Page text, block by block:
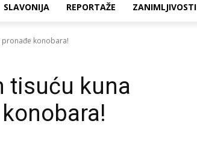
SLAVONIJA REPORTAŽE ZANIMLJIVOSTI
pronađe konobara!
tisuću kuna